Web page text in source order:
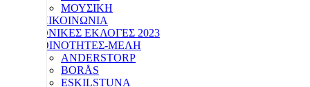
ΜΟΥΣΙΚΗ
ΕΠΙΚΟΙΝΩΝΙΑ
ΕΘΝΙΚΕΣ ΕΚΛΟΓΕΣ 2023
ΚΟΙΝΟΤΗΤΕΣ-ΜΕΛΗ
ANDERSTORP
BORÅS
ESKILSTUNA